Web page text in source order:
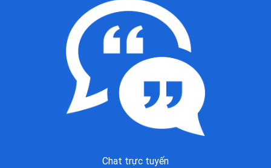
Chat trực tuyến